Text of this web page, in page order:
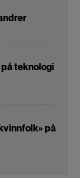
teknologi
på